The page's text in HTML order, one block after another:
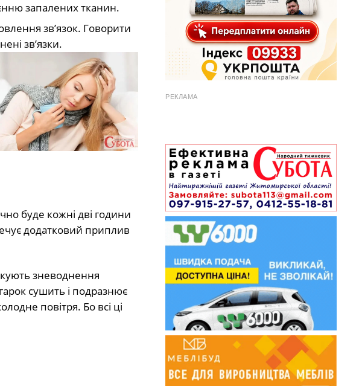
запалених тканин.
зв’язок. Говорити
зв’язки.
буде кожні дві години
додатковий приплив
зневоднення
сушить і подразнює
повітря. Бо всі ці
РЕКЛАМА